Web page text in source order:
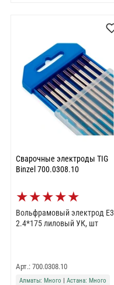
Сварочные электроды TIG
Binzel 700.0308.10
★★★★★
Вольфрамовый электрод Е3
2.4*175 лиловый УК, шт
Арт.: 700.0308.10
Алматы: Много | Астана: Много